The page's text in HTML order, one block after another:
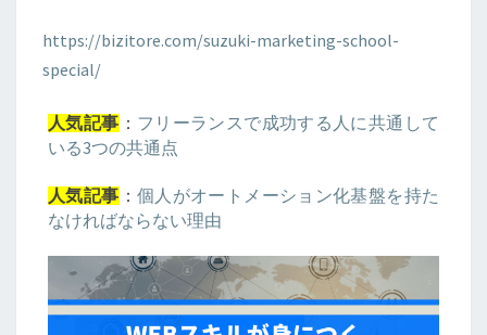
https://bizitore.com/suzuki-marketing-school-
special/
人気記事 ： フリーランスで成功する人に共通して
いる3つの共通点
人気記事 ： 個人がオートメーション化基盤を持た
なければならない理由